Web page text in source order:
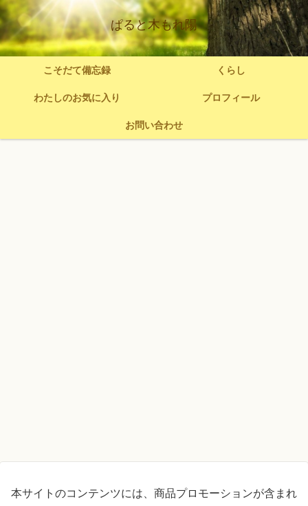
ぱると木もれ陽
こそだて備忘録 くらし
わたしのお気に入り プロフィール
お問い合わせ
本サイトのコンテンツには、商品プロモーションが含まれ